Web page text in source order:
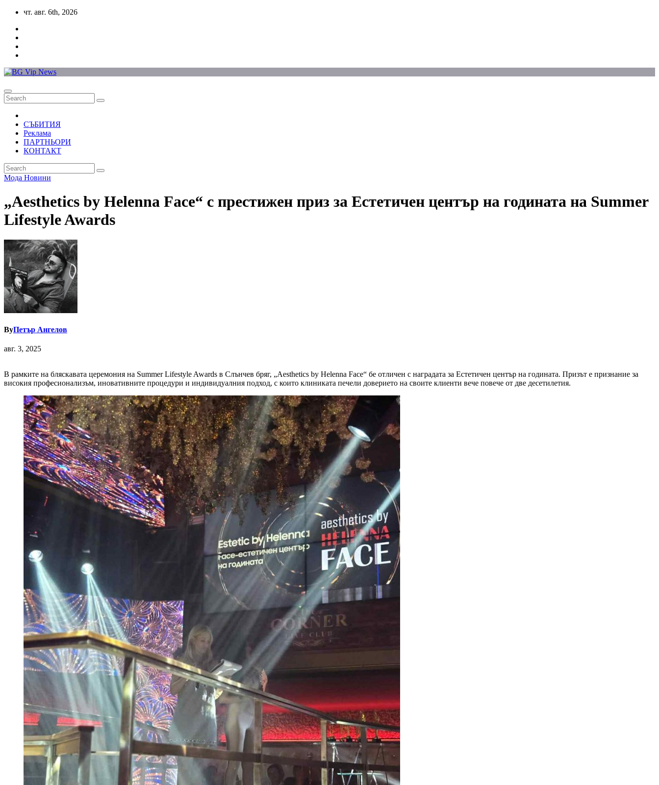
Skip
content
чт. авг. 6th, 2026
СЪБИТИЯ
Реклама
ПАРТНЬОРИ
КОНТАКТ
Мода Новини
„Aesthetics by Helenna Face“ с престижен приз за Естетичен център на годината на Summer
Lifestyle Awards
ByПетър Ангелов
авг. 3, 2025
В рамките на бляскавата церемония на Summer Lifestyle Awards в Слънчев бряг, „Aesthetics by Helenna Face“ бе отличен с наградата за Естетичен център на годината. Призът е признание за
високия професионализъм, иновативните процедури и индивидуалния подход, с които клиниката печели доверието на своите клиенти вече повече от две десетилетия.